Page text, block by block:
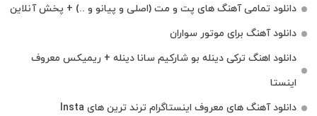
دانلود تمامی آهنگ های پت و مت (اصلی و پیانو و ..) + پخش آنلاین
دانلود آهنگ برای موتور سواران
دانلود اهنگ ترکی دینله بو شارکیم سانا دینله + ریمیکس معروف
اینستا
دانلود آهنگ‌ های معروف اینستاگرام ترند ترین های Insta